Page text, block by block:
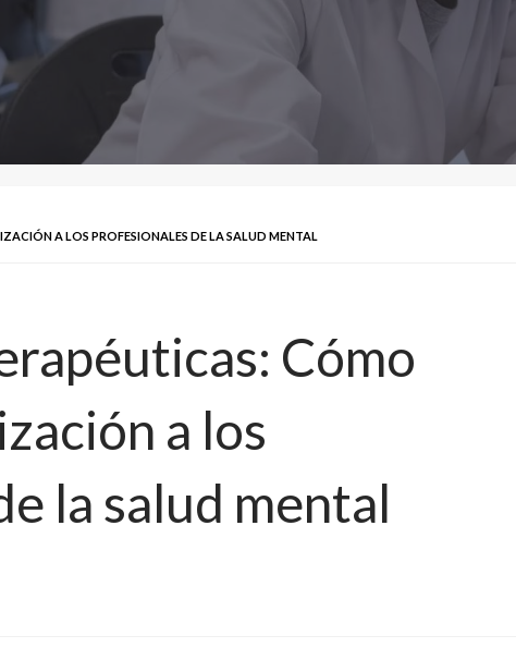
A LOS PROFESIONALES DE LA SALUD MENTAL
Cómo
a los
la salud mental